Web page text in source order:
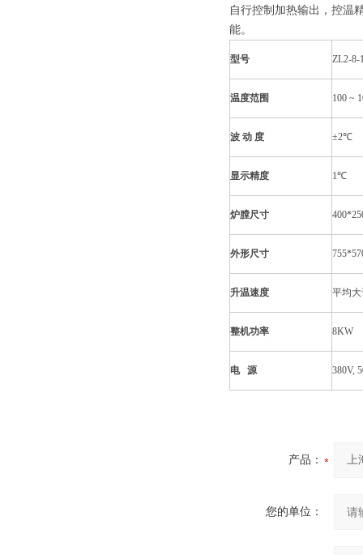
自行控制加热输出，控温
能。
型号 ZL2-8-
温度范围 100 ~
波 动 度 ±2℃
显示精度 1℃
炉膛尺寸
外形尺寸
升温速度 平均
整机功率 8KW
电 源 380V,
产品：
您的单位：